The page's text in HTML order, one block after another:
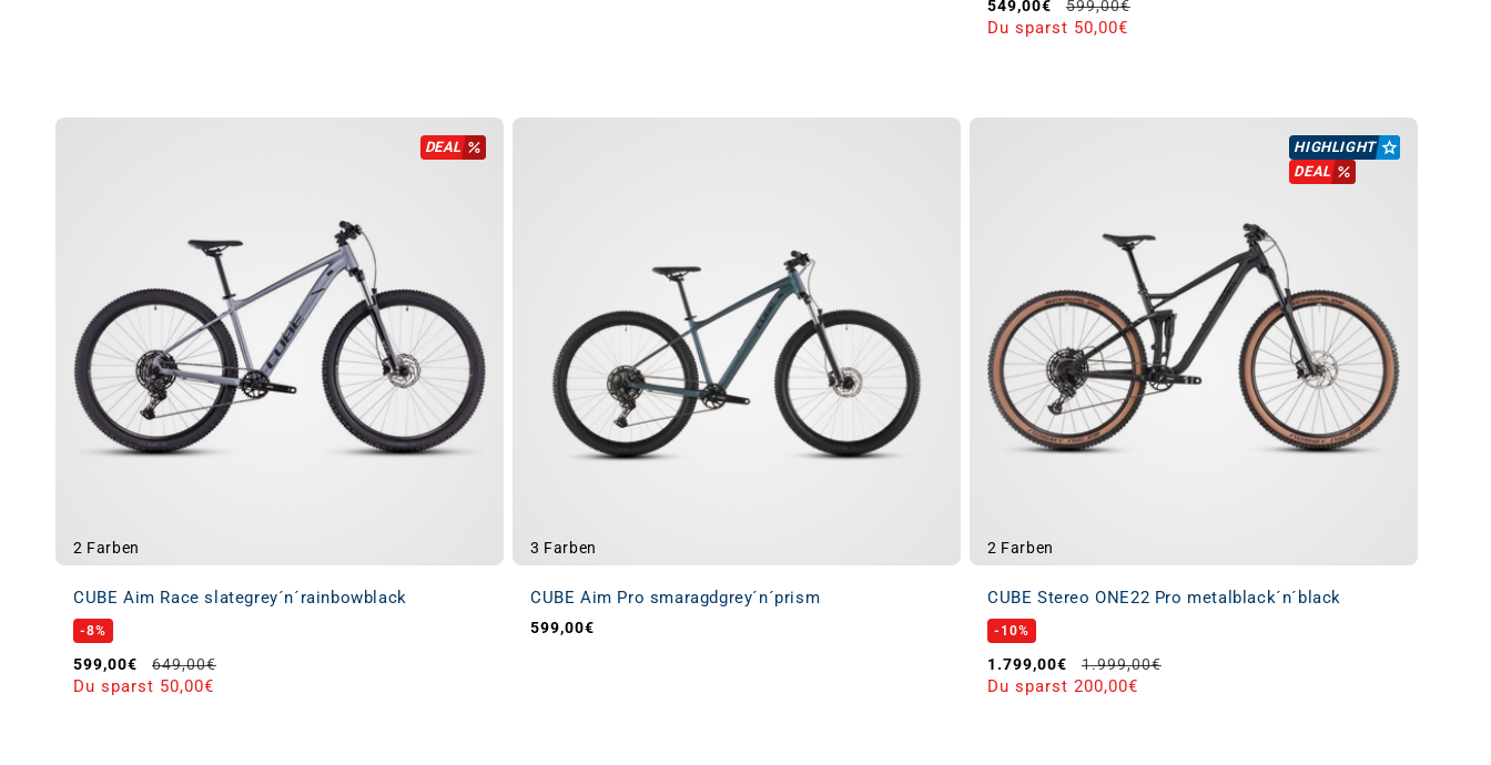
Verkaufspreis
549,00€ Normaler Preis
599,00€
Du sparst 50,00€
DEAL
2 Farben
CUBE Aim Race slategrey´n´rainbowblack
-8%
Verkaufspreis
599,00€ Normaler Preis
649,00€
Du sparst 50,00€
3 Farben
CUBE Aim Pro smaragdgrey´n´prism
Normaler Preis
599,00€
HIGHLIGHT
DEAL
2 Farben
CUBE Stereo ONE22 Pro metalblack´n´black
-10%
Verkaufspreis
1.799,00€ Normaler Preis
1.999,00€
Du sparst 200,00€